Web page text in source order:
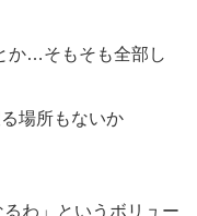
か…そもそも全部し
場所もないか
わ」というボリュー